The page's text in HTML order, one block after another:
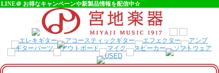
LINE＠ お得なキャンペーンや新製品情報を配信中☆